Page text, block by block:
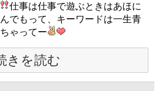
仕事は仕事で遊ぶときはあほに
んでもって、キーワードは一生青
ゃってー
きを読む